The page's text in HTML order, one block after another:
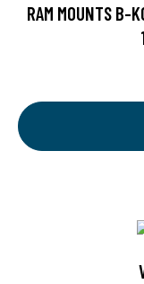
RAM MOUNTS B-